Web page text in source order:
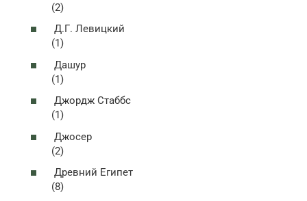
(2)
Д.Г. Левицкий
(1)
Дашур
(1)
Джордж Стаббс
(1)
Джосер
(2)
Древний Египет
(8)